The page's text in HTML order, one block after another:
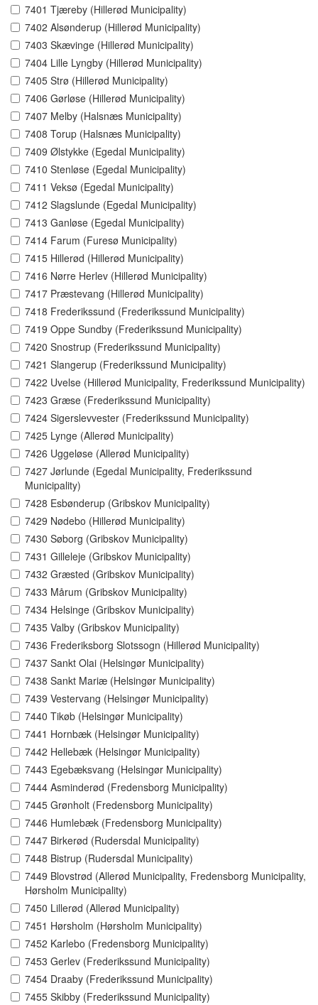
7401 Tjæreby (Hillerød Municipality)
7402 Alsønderup (Hillerød Municipality)
7403 Skævinge (Hillerød Municipality)
7404 Lille Lyngby (Hillerød Municipality)
7405 Strø (Hillerød Municipality)
7406 Gørløse (Hillerød Municipality)
7407 Melby (Halsnæs Municipality)
7408 Torup (Halsnæs Municipality)
7409 Ølstykke (Egedal Municipality)
7410 Stenløse (Egedal Municipality)
7411 Veksø (Egedal Municipality)
7412 Slagslunde (Egedal Municipality)
7413 Ganløse (Egedal Municipality)
7414 Farum (Furesø Municipality)
7415 Hillerød (Hillerød Municipality)
7416 Nørre Herlev (Hillerød Municipality)
7417 Præstevang (Hillerød Municipality)
7418 Frederikssund (Frederikssund Municipality)
7419 Oppe Sundby (Frederikssund Municipality)
7420 Snostrup (Frederikssund Municipality)
7421 Slangerup (Frederikssund Municipality)
7422 Uvelse (Hillerød Municipality, Frederikssund Municipality)
7423 Græse (Frederikssund Municipality)
7424 Sigerslevvester (Frederikssund Municipality)
7425 Lynge (Allerød Municipality)
7426 Uggeløse (Allerød Municipality)
7427 Jørlunde (Egedal Municipality, Frederikssund
Municipality)
7428 Esbønderup (Gribskov Municipality)
7429 Nødebo (Hillerød Municipality)
7430 Søborg (Gribskov Municipality)
7431 Gilleleje (Gribskov Municipality)
7432 Græsted (Gribskov Municipality)
7433 Mårum (Gribskov Municipality)
7434 Helsinge (Gribskov Municipality)
7435 Valby (Gribskov Municipality)
7436 Frederiksborg Slotssogn (Hillerød Municipality)
7437 Sankt Olai (Helsingør Municipality)
7438 Sankt Mariæ (Helsingør Municipality)
7439 Vestervang (Helsingør Municipality)
7440 Tikøb (Helsingør Municipality)
7441 Hornbæk (Helsingør Municipality)
7442 Hellebæk (Helsingør Municipality)
7443 Egebæksvang (Helsingør Municipality)
7444 Asminderød (Fredensborg Municipality)
7445 Grønholt (Fredensborg Municipality)
7446 Humlebæk (Fredensborg Municipality)
7447 Birkerød (Rudersdal Municipality)
7448 Bistrup (Rudersdal Municipality)
7449 Blovstrød (Allerød Municipality, Fredensborg Municipality,
Hørsholm Municipality)
7450 Lillerød (Allerød Municipality)
7451 Hørsholm (Hørsholm Municipality)
7452 Karlebo (Fredensborg Municipality)
7453 Gerlev (Frederikssund Municipality)
7454 Draaby (Frederikssund Municipality)
7455 Skibby (Frederikssund Municipality)